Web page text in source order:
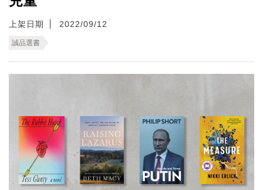
上架日期 2022/09/12
誠品選書